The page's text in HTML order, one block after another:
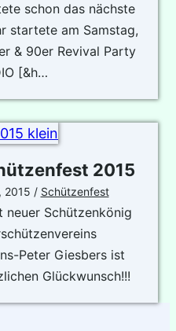
schon das nächste
startete am Samstag,
& 90er Revival Party
[&h…
2015
2015 / Schützenfest
neuer Schützenkönig
Peter Giesbers ist
Glückwunsch!!!